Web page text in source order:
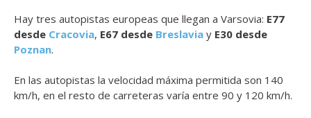
Hay tres autopistas europeas que llegan a Varsovia: E77
desde Cracovia, E67 desde Breslavia y E30 desde
Poznan.
En las autopistas la velocidad máxima permitida son 140
km/h, en el resto de carreteras varía entre 90 y 120 km/h.